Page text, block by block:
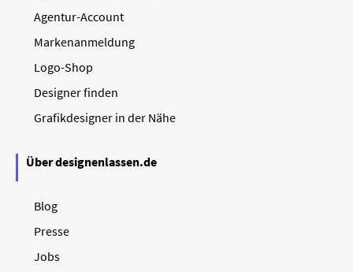
Agentur-Account
Markenanmeldung
Logo-Shop
Designer finden
Grafikdesigner in der Nähe
Über designenlassen.de
Blog
Presse
Jobs